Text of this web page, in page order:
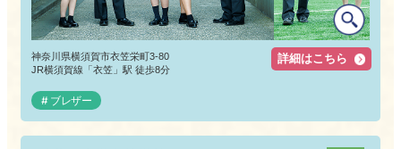
神奈川県横須賀市衣笠栄町3-80
JR横須賀線「衣笠」駅 徒歩8分
ブレザー
詳細はこちら